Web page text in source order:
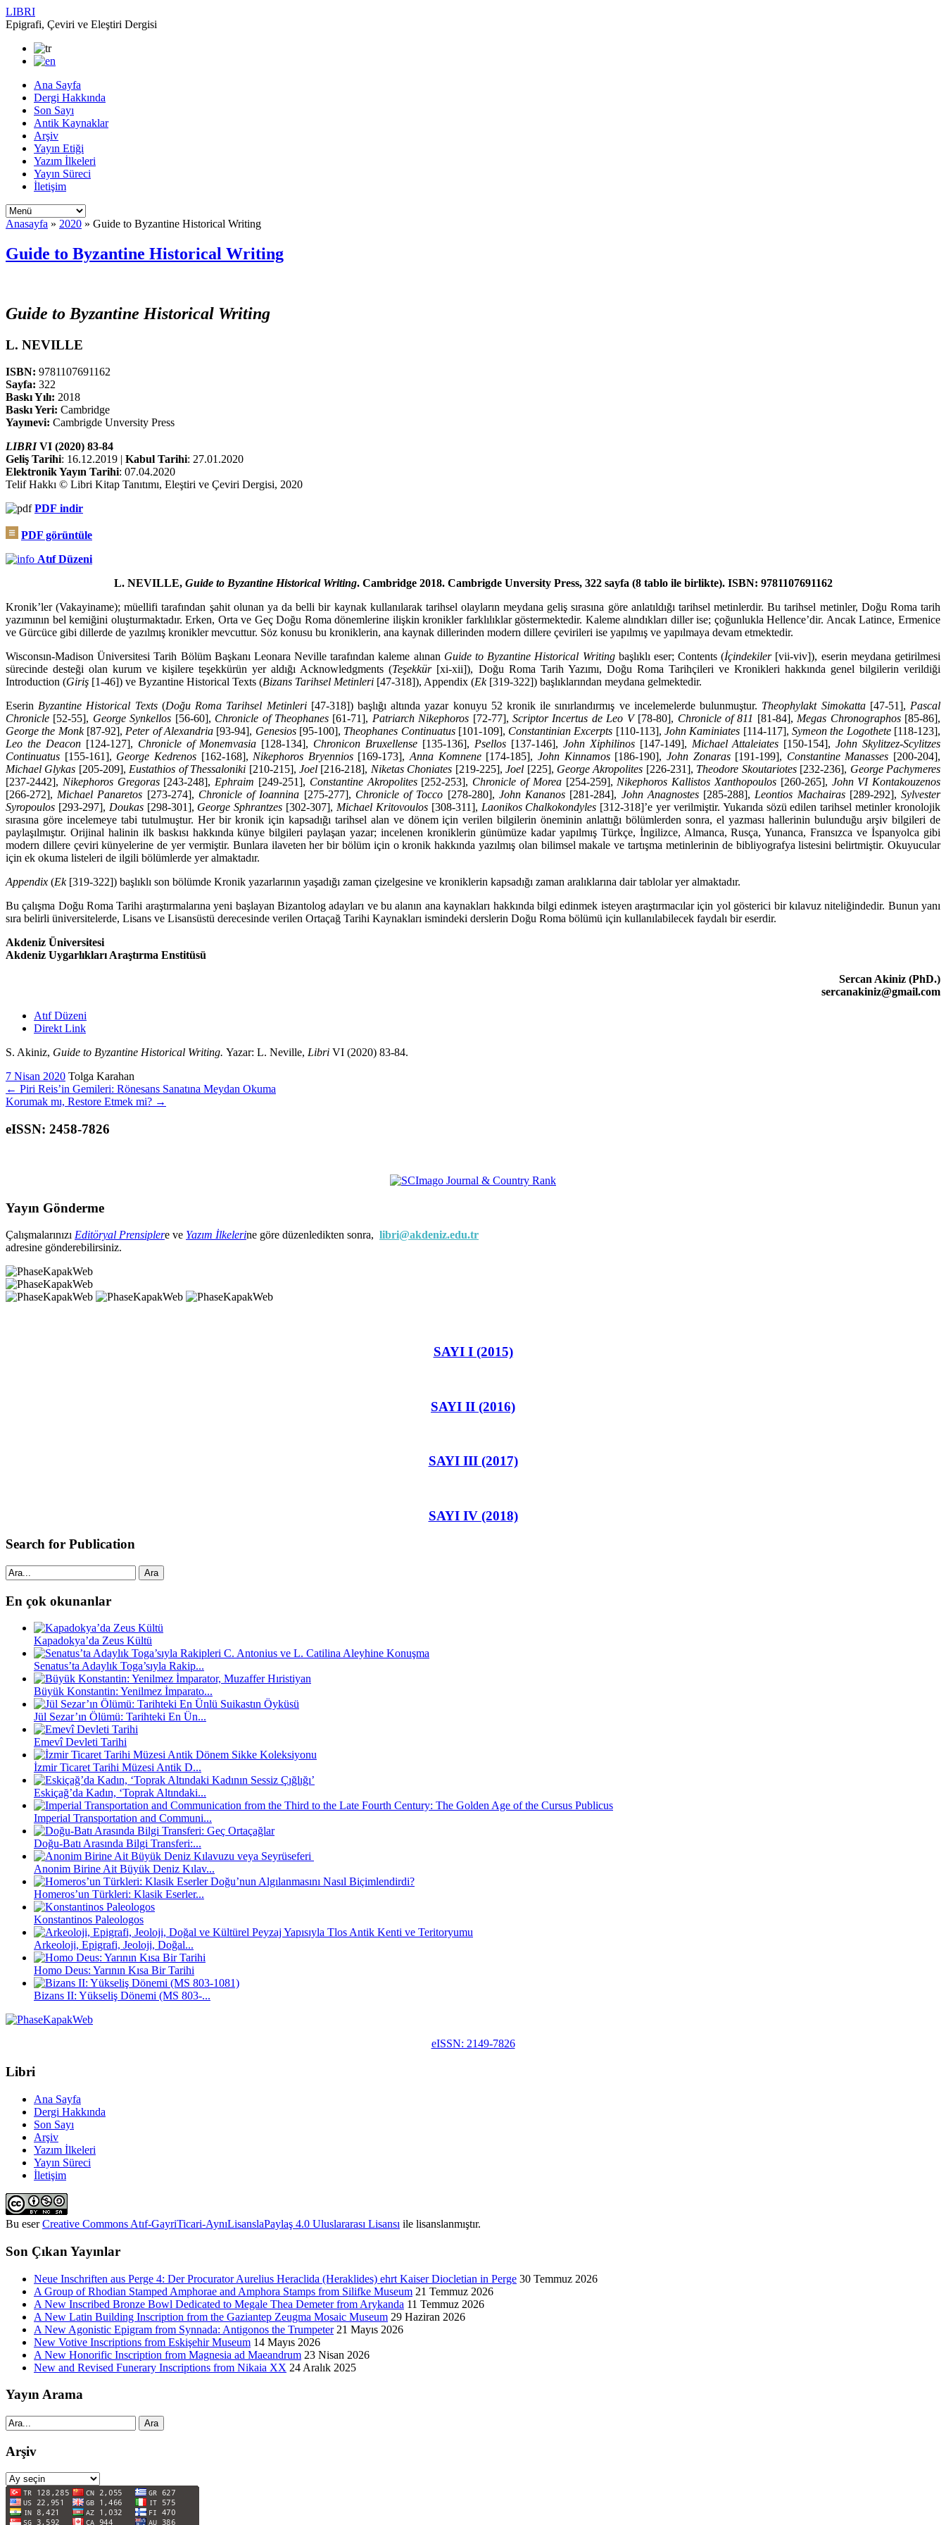
LIBRI
Epigrafi, Çeviri ve Eleştiri Dergisi
Ana Sayfa
Dergi Hakkında
Son Sayı
Antik Kaynaklar
Arşiv
Yayın Etiği
Yazım İlkeleri
Yayın Süreci
İletişim
Anasayfa » 2020 » Guide to Byzantine Historical Writing
Guide to Byzantine Historical Writing
Guide to Byzantine Historical Writing
L. NEVILLE
ISBN: 9781107691162
Sayfa: 322
Baskı Yılı: 2018
Baskı Yeri: Cambridge
Yayınevi: Cambrigde Unversity Press
LIBRIVI (2020) 83-84
Geliş Tarihi: 16.12.2019 | Kabul Tarihi: 27.01.2020
Elektronik Yayın Tarihi: 07.04.2020
Telif Hakkı © Libri Kitap Tanıtımı, Eleştiri ve Çeviri Dergisi, 2020
PDF indir
PDF görüntüle
Atıf Düzeni
L. NEVILLE, Guide to Byzantine Historical Writing. Cambridge 2018. Cambrigde Unversity Press, 322 sayfa (8 tablo ile birlikte). ISBN: 9781107691162
Kronik’ler (Vakayiname); müellifi tarafından şahit olunan ya da belli bir kaynak kullanılarak tarihsel olayların meydana geliş sırasına göre anlatıldığı tarihsel metinlerdir. Bu tarihsel metinler, Doğu Roma tarih
yazımının bel kemiğini oluşturmaktadır. Erken, Orta ve Geç Doğu Roma dönemlerine ilişkin kronikler farklılıklar göstermektedir. Kaleme alındıkları diller ise; çoğunlukla Hellence’dir. Ancak Latince, Ermenice
ve Gürcüce gibi dillerde de yazılmış kronikler mevcuttur. Söz konusu bu kroniklerin, ana kaynak dillerinden modern dillere çevirileri ise yapılmış ve yapılmaya devam et­mektedir.
Wisconsın-Madison Üniversitesi Tarih Bölüm Başkanı Leonara Neville tarafından kaleme alı­nan Guide to Byzantine Historical Writingbaşlıklı eser; Contents (İçindekiler[vii-viv]), eserin mey­dana getirilmesi
sürecinde desteği olan kurum ve kişilere teşekkürün yer aldığı Acknowledgments (Teşekkür[xi-xii]), Doğu Roma Tarih Yazımı, Doğu Roma Tarihçileri ve Kronikleri hakkında genel bilgilerin verildiği
Introduction (Giriş [1-46]) ve Byzantine Historical Texts (Bizans Tarihsel Metin­leri [47-318]), Appendix (Ek[319-322]) başlıklarından meydana gelmektedir.
Eserin Byzantine Historical Texts(Doğu Roma Tarihsel Metinleri[47-318]) başlığı altında yazar konuyu 52 kronik ile sınırlandırmış ve incelemelerde bulunmuştur. Theophylakt Simokatta[47-51], Pascal
Chronicle [52-55], George Synkellos [56-60], Chronicle of Theophanes [61-71], Patri­arch Nikephoros [72-77],Scriptor Incertus de Leo V[78-80], Chronicle of 811 [81-84], Megas Chro­nographos[85-86],
George the Monk[87-92], Peter of Alexandria[93-94], Genesios[95-100], Theophanes Continuatus[101-109], Constantinian Excerpts [110-113],John Kaminiates [114-117],Symeon the Logothete[118-123],
Leo the Deacon[124-127], Chronicle of Monemvasia [128-134], Chronicon Bruxellense [135-136], Psellos[137-146], John Xiphilinos[147-149], Michael Attaleiates [150-154],John Skylitzez-Scylitzes
Continuatus [155-161], George Kedrenos[162-168], Nikephoros Bryennios[169-173],Anna Komnene[174-185], John Kinnamos[186-190], John Zonaras[191-199], Constantine Manasses [200-204],
Michael Glykas [205-209], Eustathios of Thessaloniki [210-215],Joel [216-218], Niketas Choniates [219-225],Joel [225], George Akropo­lites [226-231], Theodore Skoutariotes[232-236], George Pachymeres
[237-2442], Nikephoros Gregoras[243-248], Ephraim [249-251], Constantine Akropolites[252-253], Chronicle of Morea[254-259], Nikephoros Kallistos Xanthopoulos[260-265], John VI Kontakouzenos
[266-272], Michael Panaretos [273-274], Chronicle of Ioannina [275-277], Chronicle of Tocco [278-280], John Kananos [281-284], John Anagnostes[285-288], Leontios Machairas [289-292],Sylvester
Syropou­los [293-297], Doukas[298-301], George Sphrantzes [302-307], Michael Kritovoulos[308-311], Laonikos Chalkokondyles [312-318]’e yer verilmiştir. Yukarıda sözü edilen tarihsel me­tinler kronolojik
sırasına göre incelemeye tabi tutulmuştur. Her bir kronik için kapsadığı tarihsel alan ve dönem için verilen bilgilerin öneminin anlattığı bölümlerden sonra, el yazması hallerinin bulunduğu arşiv bilgileri de
paylaşılmıştır. Orijinal halinin ilk baskısı hakkında künye bilgileri payla­şan yazar; incelenen kroniklerin günümüze kadar yapılmış Türkçe, İngilizce, Almanca, Rusça, Yu­nanca, Fransızca ve İspanyolca gibi
modern dillere çeviri künyelerine de yer vermiştir. Bunlara ilaveten her bir bölüm için o kronik hakkında yazılmış olan bilimsel makale ve tartışma metinlerinin de bibliyografya listesini belirtmiştir. Okuyucular
için ek okuma listeleri de ilgili bölümlerde yer almaktadır.
Appendix (Ek [319-322]) başlıklı son bölümde Kronik yazarlarının yaşadığı zaman çizelgesine ve kroniklerin kapsadığı zaman aralıklarına dair tablolar yer almaktadır.
Bu çalışma Doğu Roma Tarihi araştırmalarına yeni başlayan Bizantolog adayları ve bu alanın ana kaynakları hakkında bilgi edinmek isteyen araştırmacılar için yol gösterici bir kılavuz niteliğin­dedir. Bunun yanı
sıra belirli üniversitelerde, Lisans ve Lisansüstü derecesinde verilen Ortaçağ Tarihi Kaynakları ismindeki derslerin Doğu Roma bölümü için kullanılabilecek faydalı bir eserdir.
Akdeniz Üniversitesi
Akdeniz Uygarlıkları Araştırma Enstitüsü
Sercan Akiniz (PhD.)
sercanakiniz@gmail.com
Atıf Düzeni
Direkt Link
S. Akiniz, Guide to Byzantine Historical Writing. Yazar: L. Neville, Libri VI (2020) 83-84.
7 Nisan 2020 Tolga Karahan
← Piri Reis’in Gemileri: Rönesans Sanatına Meydan Okuma
Korumak mı, Restore Etmek mi? →
eISSN: 2458-7826
Yayın Gönderme
Çalışmalarınızı Editöryal Prensiplere ve Yazım İlkelerine göre düzenledikten sonra, libri@akdeniz.edu.tr
adresine gönderebilirsiniz.
SAYI I (2015)
SAYI II (2016)
SAYI III (2017)
SAYI IV (2018)
Search for Publication
Ara
En çok okunanlar
Kapadokya’da Zeus Kültü
Senatus’ta Adaylık Toga’sıyla Rakip...
Büyük Konstantin: Yenilmez İmparato...
Jül Sezar’ın Ölümü: Tarihteki En Ün...
Emevî Devleti Tarihi
İzmir Ticaret Tarihi Müzesi Antik D...
Eskiçağ’da Kadın, ‘Toprak Altındaki...
Imperial Transportation and Communi...
Doğu-Batı Arasında Bilgi Transferi:...
Anonim Birine Ait Büyük Deniz Kılav...
Homeros’un Türkleri: Klasik Eserler...
Konstantinos Paleologos
Arkeoloji, Epigrafi, Jeoloji, Doğal...
Homo Deus: Yarının Kısa Bir Tarihi
Bizans II: Yükseliş Dönemi (MS 803-...
eISSN: 2149-7826
Libri
Ana Sayfa
Dergi Hakkında
Son Sayı
Arşiv
Yazım İlkeleri
Yayın Süreci
İletişim
Bu eserCreative Commons Atıf-GayriTicari-AynıLisanslaPaylaş 4.0 Uluslararası Lisansı ile lisanslanmıştır.
Son Çıkan Yayınlar
Neue Inschriften aus Perge 4: Der Procurator Aurelius Heraclida (Heraklides) ehrt Kaiser Diocletian in Perge 30 Temmuz 2026
A Group of Rhodian Stamped Amphorae and Amphora Stamps from Silifke Museum 21 Temmuz 2026
A New Inscribed Bronze Bowl Dedicated to Megale Thea Demeter from Arykanda 11 Temmuz 2026
A New Latin Building Inscription from the Gaziantep Zeugma Mosaic Museum 29 Haziran 2026
A New Agonistic Epigram from Synnada: Antigonos the Trumpeter 21 Mayıs 2026
New Votive Inscriptions from Eskişehir Museum 14 Mayıs 2026
A New Honorific Inscription from Magnesia ad Maeandrum 23 Nisan 2026
New and Revised Funerary Inscriptions from Nikaia XX 24 Aralık 2025
Yayın Arama
Ara
Arşiv
Arşiv